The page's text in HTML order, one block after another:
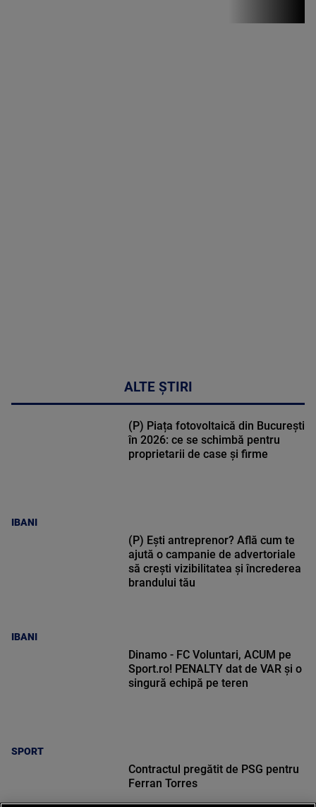
ALTE ȘTIRI
IBANI
(P) Piața fotovoltaică din București
în 2026: ce se schimbă pentru
proprietarii de case și firme
IBANI
(P) Ești antreprenor? Află cum te
ajută o campanie de advertoriale
să crești vizibilitatea și încrederea
brandului tău
SPORT
Dinamo - FC Voluntari, ACUM pe
Sport.ro! PENALTY dat de VAR și o
singură echipă pe teren
Contractul pregătit de PSG pentru
Ferran Torres